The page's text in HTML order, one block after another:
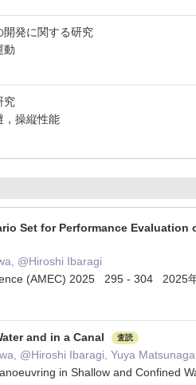
開発に関する研究
動
究
，操縦性能
Set for Performance
@Hiroshi Ibaragi
(AMEC) 2025 295 - 304 2025
and in a Canal 査読
@Hiroshi Ibaragi, Yuya Matsunaga
in Shallow and Confined